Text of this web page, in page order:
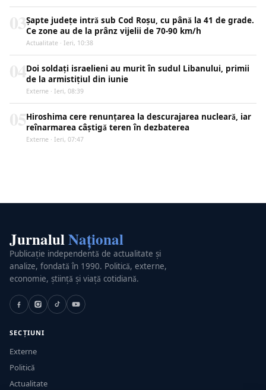
Șapte județe intră sub Cod Roșu, cu până la 41 de grade.
Ce zone au de la prânz vijelii de 70-90 km/h
Actualitate · Ieri, 10:38
Doi soldați israelieni au murit în sudul Libanului, primii
de la armistițiul din iunie
Externe · Ieri, 08:39
Hiroshima cere renunțarea la descurajarea nucleară, iar
reînarmarea câștigă teren în dezbaterea
Externe · Ieri, 07:47
JurnalulNațional
Publicație independentă de actualitate și
analize, fondată în 1990. Politică, externe,
economie, știință și viață cotidiană.
SECȚIUNI
Externe
Politică
Actualitate